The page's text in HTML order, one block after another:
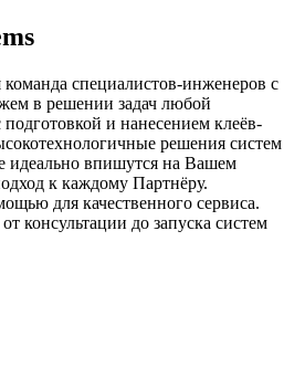
специалистов-инженеров с
в решении задач любой
и нанесением клеёв-
решения систем
идеально впишутся на Вашем
к каждому Партнёру.
для качественного сервиса.
консультации до запуска систем